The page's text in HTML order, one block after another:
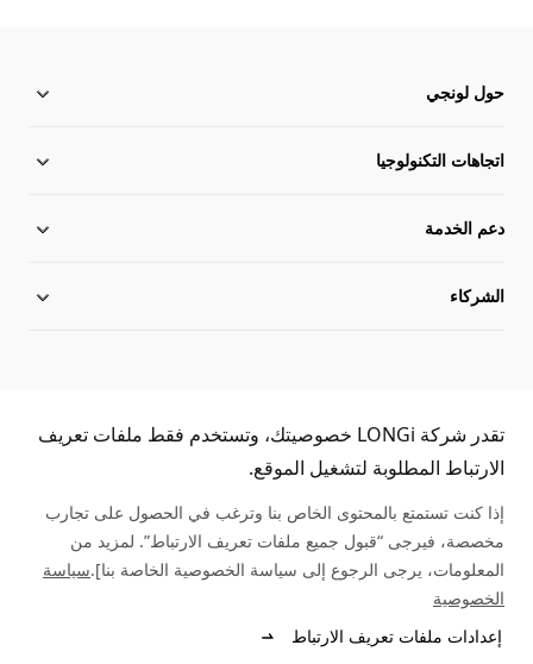
حول لونجي
حول لونجي
التخطيط العولمة
فريق الإدارة
اتجاهات التكنولوجيا
أخبار لونجي
دعم الخدمة
مركز التحميل
استعلام الأصالة
تغذية استرجاعية
الشركاء
اتصل معنا
(+86)4008 601012
تقدر شركة LONGi خصوصيتك، وتستخدم فقط ملفات تعريف
الارتباط المطلوبة لتشغيل الموقع.
إذا كنت تستمتع بالمحتوى الخاص بنا وترغب في الحصول على تجارب
مخصصة، فيرجى “قبول جميع ملفات تعريف الارتباط”. لمزيد من
المعلومات، يرجى الرجوع إلى سياسة الخصوصية الخاصة بنا].سياسة
الخصوصية
إعدادات ملفات تعريف الارتباط